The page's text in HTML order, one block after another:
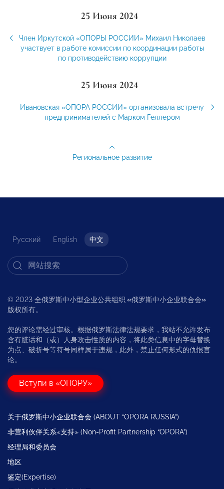
25 Июня 2024
Член Иркутской «ОПОРЫ РОССИИ» Михаил Николаев
участвует в работе комиссии по координации работы
по противодействию коррупции
25 Июня 2024
Ивановская «ОПОРА РОССИИ» организовала встречу
предпринимателей с Марком Геллером
Региональное развитие
Русский English 中文
© 2023 全俄罗斯中小型企业公共组织 «俄罗斯中小企业联合会»
版权所有。
您的评论需经过审核。根据俄罗斯法律法规要求，我站不允许发布
含有脏话和（或）人身攻击性质的内容，将此类信息中的字母替换
为点、破折号等符号同样属于违规，此外，禁止任何形式的仇恨言
论。
Вступи в «ОПОРУ»
关于俄罗斯中小企业联合会 (ABOUT “OPORA RUSSIA”)
非营利伙伴关系«支持» (Non-Profit Partnership “OPORA”)
经理局和委员会
地区
鉴定(Expertise)